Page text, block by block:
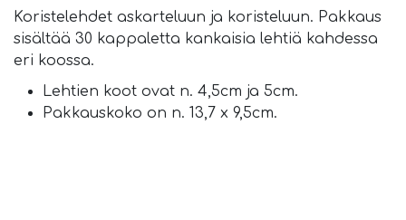
Koristelehdet askarteluun ja koristeluun. Pakkaus
sisältää 30 kappaletta kankaisia lehtiä kahdessa
eri koossa.
Lehtien koot ovat n. 4,5cm ja 5cm.
Pakkauskoko on n. 13,7 x 9,5cm.